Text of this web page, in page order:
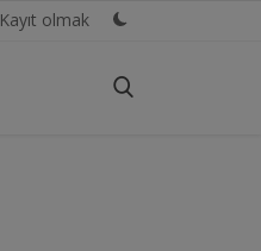
Kayıt olmak